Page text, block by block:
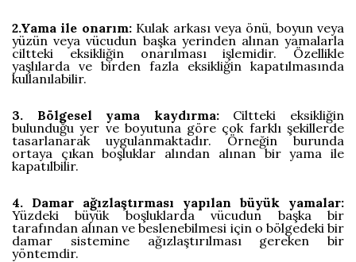
2.Yama ile onarım: Kulak arkası veya önü, boyun veya
yüzün veya vücudun başka yerinden alınan yamalarla
ciltteki eksikliğin onarılması işlemidir. Özellikle
yaşlılarda ve birden fazla eksikliğin kapatılmasında
kullanılabilir.
3. Bölgesel yama kaydırma:Ciltteki eksikliğin
bulunduğu yer ve boyutuna göre çok farklı şekillerde
tasarlanarak uygulanmaktadır. Örneğin burunda
ortaya çıkan boşluklar alından alınan bir yama ile
kapatılbilir.
4. Damar ağızlaştırması yapılan büyük yamalar:
Yüzdeki büyük boşluklarda vücudun başka bir
tarafından alınan ve beslenebilmesi için o bölgedeki bir
damar sistemine ağızlaştırılması gereken bir
yöntemdir.